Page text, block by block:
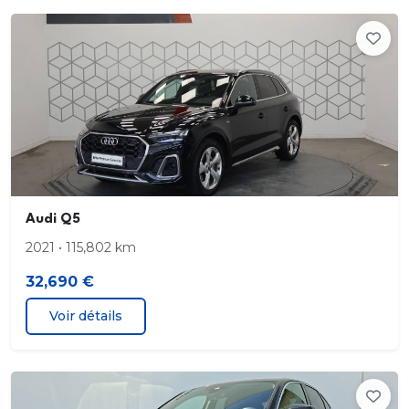
Eclairage du compartiment
Phares à LED avec clignotants dynamiques AR
Rétroviseur intérieur jour/nuit automatique sans
encadrement
Rétroviseurs extérieurs réglables
dégivrants
rabattables électriquement avec fonction rabat
automatique
Audi Q5
2021 • 115,802 km
32,690 €
Voir détails